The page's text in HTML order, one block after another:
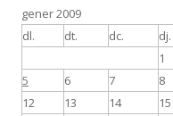
gener 2009
dl.
dt. dc. dj.
1
5
6 7 8
12
13 14 15